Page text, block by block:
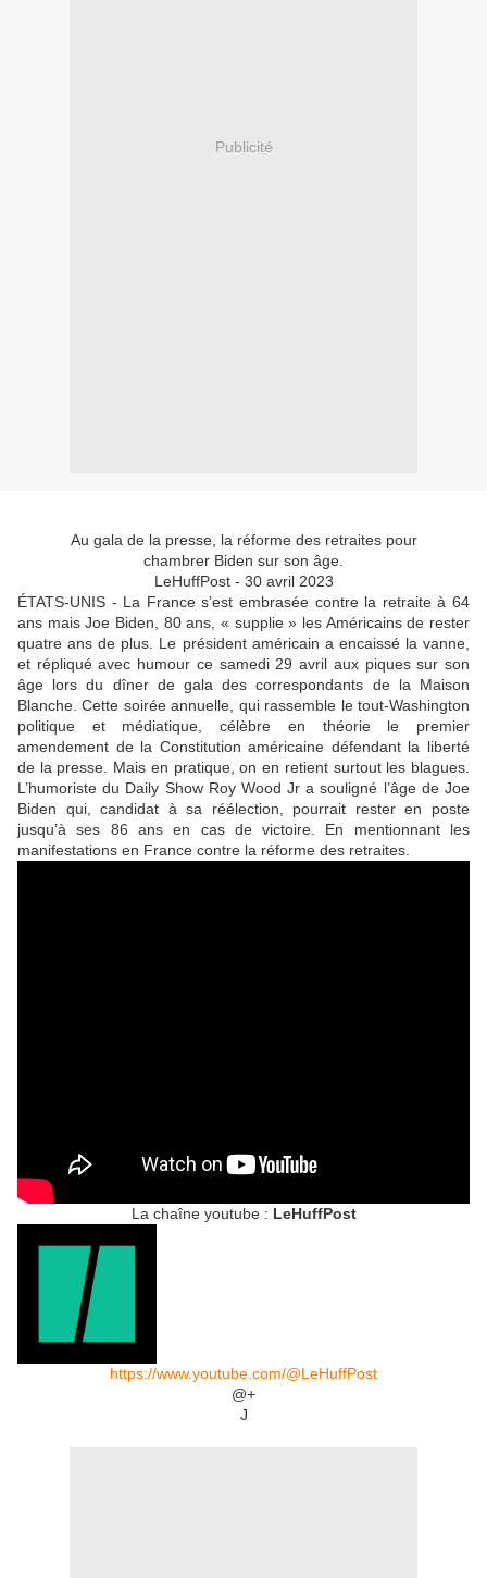
Publicité
Au gala de la presse, la réforme des retraites pour
chambrer Biden sur son âge.
LeHuffPost - 30 avril 2023
ÉTATS-UNIS - La France s’est embrasée contre la retraite à 64
ans mais Joe Biden, 80 ans, « supplie » les Américains de rester
quatre ans de plus. Le président américain a encaissé la vanne,
et répliqué avec humour ce samedi 29 avril aux piques sur son
âge lors du dîner de gala des correspondants de la Maison
Blanche. Cette soirée annuelle, qui rassemble le tout-Washington
politique et médiatique, célèbre en théorie le premier
amendement de la Constitution américaine défendant la liberté
de la presse. Mais en pratique, on en retient surtout les blagues.
L’humoriste du Daily Show Roy Wood Jr a souligné l’âge de Joe
Biden qui, candidat à sa réélection, pourrait rester en poste
jusqu’à ses 86 ans en cas de victoire. En mentionnant les
manifestations en France contre la réforme des retraites.
La chaîne youtube : LeHuffPost
https://www.youtube.com/@LeHuffPost
@+
J